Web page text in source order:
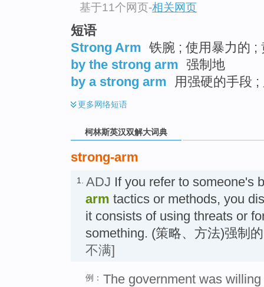
基于11个网页-相关网页
短语
Strong Arm 铁腕 ; 使用暴力的 ;
by the strong arm 强制地
by a strong arm
用强硬的手段
更多网络短语
柯林斯英汉双解大词典
strong-arm
1. ADJ If you refer to someone's
arm tactics or methods, you
it consists of using threats or
something. (策略、方法)强制
不满]
例： The government was